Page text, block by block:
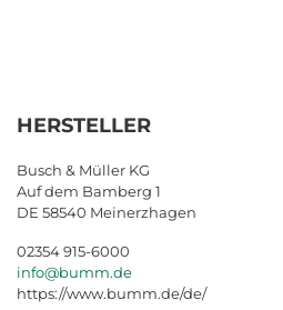
HERSTELLER
Busch & Müller KG
Auf dem Bamberg 1
DE 58540 Meinerzhagen
02354 915-6000
info@bumm.de
https://www.bumm.de/de/